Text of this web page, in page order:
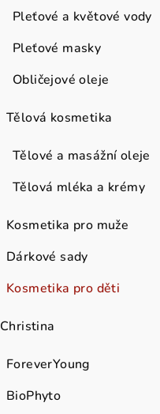
Pleťové a květové vody
Pleťové masky
Obličejové oleje
Tělová kosmetika
Tělové a masážní oleje
Tělová mléka a krémy
Kosmetika pro muže
Dárkové sady
Kosmetika pro děti
Christina
ForeverYoung
BioPhyto